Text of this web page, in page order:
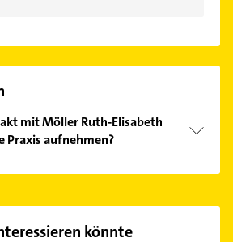
mit Möller Ruth-Elisabeth
Praxis aufnehmen?
Sie alleKontaktdaten
könnte